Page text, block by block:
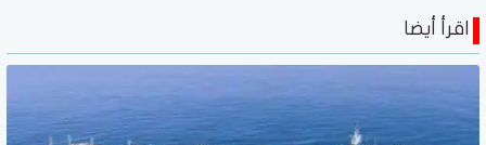
اقرأ أيضا